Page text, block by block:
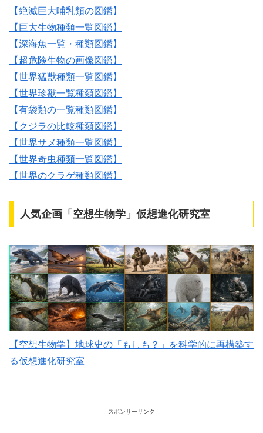
【絶滅巨大哺乳類の図鑑】
【巨大生物種類一覧図鑑】
【深海魚一覧・種類図鑑】
【超危険生物の画像図鑑】
【世界猛獣種類一覧図鑑】
【世界珍獣一覧種類図鑑】
【有袋類の一覧種類図鑑】
【クジラの比較種類図鑑】
【世界サメ種類一覧図鑑】
【世界奇虫種類一覧図鑑】
【世界のクラゲ種類図鑑】
人気企画「空想生物学」仮想進化研究室
【空想生物学】地球史の「もしも？」を科学的に再構築す
る仮想進化研究室
スポンサーリンク